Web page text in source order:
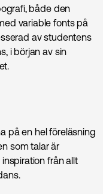
både den
variable fonts på
av studentens
i början av sin
på en hel föreläsning
som talar är
från allt